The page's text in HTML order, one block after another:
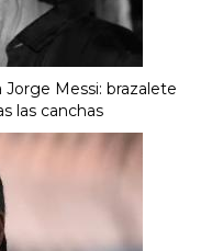
Messi: brazalete
las canchas